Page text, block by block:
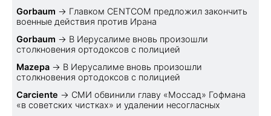
Gorbaum → Главком CENTCOM предложил закончить
военные действия против Ирана
Gorbaum → В Иерусалиме вновь произошли
столкновения ортодоксов с полицией
Mazepa → В Иерусалиме вновь произошли
столкновения ортодоксов с полицией
Carciente → СМИ обвинили главу «Моссад» Гофмана
«в советских чистках» и удалении несогласных